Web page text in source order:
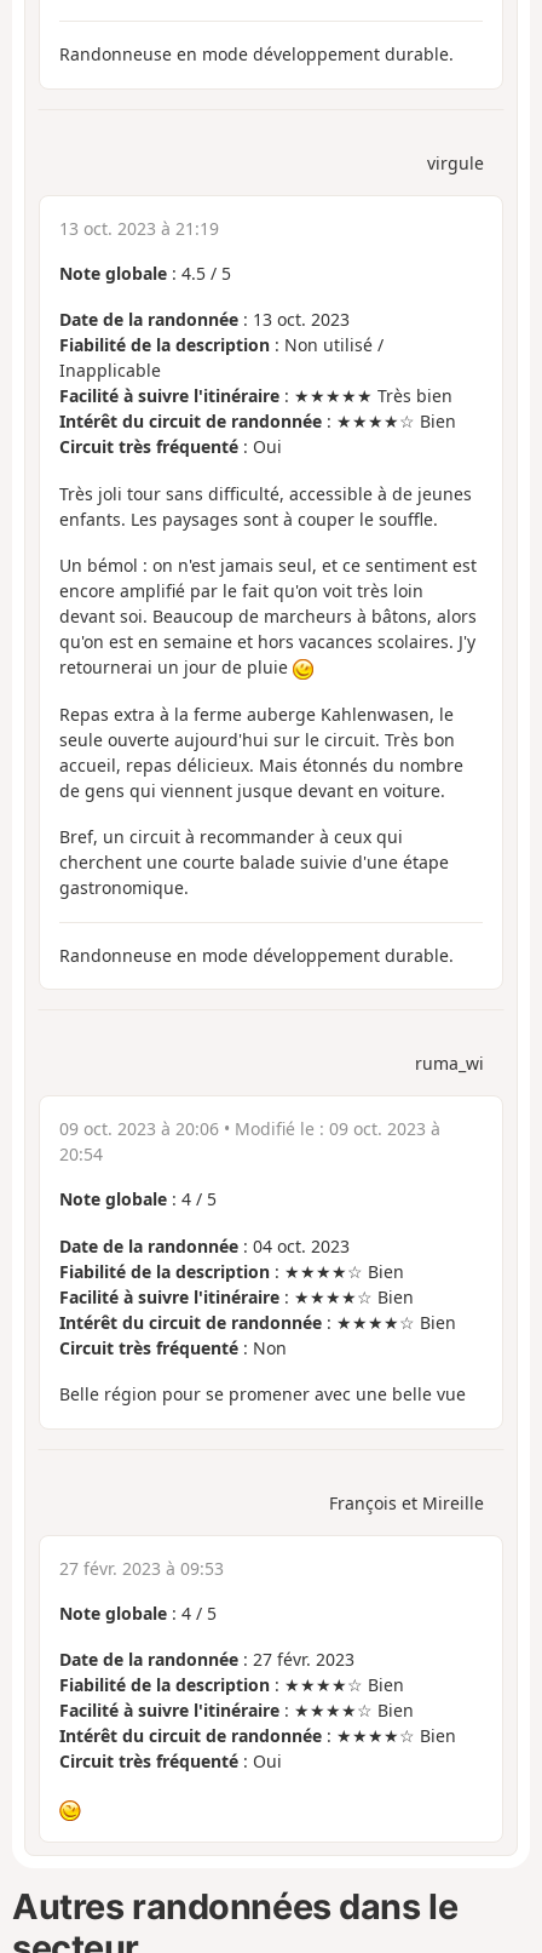
Randonneuse en mode développement durable.
virgule
13 oct. 2023 à 21:19
Note globale : 4.5 / 5
Date de la randonnée : 13 oct. 2023
Fiabilité de la description : Non utilisé /
Inapplicable
Facilité à suivre l'itinéraire : ★★★★★ Très bien
Intérêt du circuit de randonnée : ★★★★☆ Bien
Circuit très fréquenté : Oui
Très joli tour sans difficulté, accessible à de jeunes
enfants. Les paysages sont à couper le souffle.
Un bémol : on n'est jamais seul, et ce sentiment est
encore amplifié par le fait qu'on voit très loin
devant soi. Beaucoup de marcheurs à bâtons, alors
qu'on est en semaine et hors vacances scolaires. J'y
retournerai un jour de pluie
Repas extra à la ferme auberge Kahlenwasen, le
seule ouverte aujourd'hui sur le circuit. Très bon
accueil, repas délicieux. Mais étonnés du nombre
de gens qui viennent jusque devant en voiture.
Bref, un circuit à recommander à ceux qui
cherchent une courte balade suivie d'une étape
gastronomique.
Randonneuse en mode développement durable.
ruma_wi
09 oct. 2023 à 20:06 • Modifié le : 09 oct. 2023 à
20:54
Note globale : 4 / 5
Date de la randonnée : 04 oct. 2023
Fiabilité de la description : ★★★★☆ Bien
Facilité à suivre l'itinéraire : ★★★★☆ Bien
Intérêt du circuit de randonnée : ★★★★☆ Bien
Circuit très fréquenté : Non
Belle région pour se promener avec une belle vue
François et Mireille
27 févr. 2023 à 09:53
Note globale : 4 / 5
Date de la randonnée : 27 févr. 2023
Fiabilité de la description : ★★★★☆ Bien
Facilité à suivre l'itinéraire : ★★★★☆ Bien
Intérêt du circuit de randonnée : ★★★★☆ Bien
Circuit très fréquenté : Oui
Autres randonnées dans le